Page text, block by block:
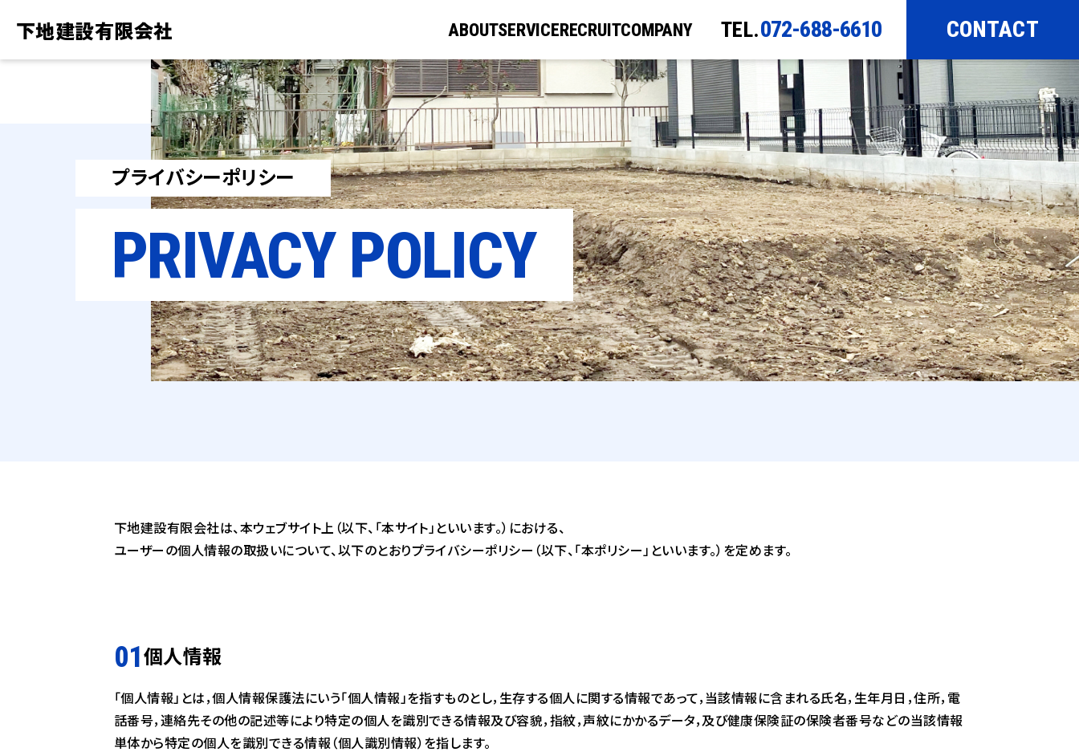
下地建設有限会社 ABOUTSERVICERECRUITCOMPANY TEL.072-688-6610 CONTACT
プライバシーポリシー
PRIVACY POLICY
下地建設有限会社は、本ウェブサイト上（以下、「本サイト」といいます。）における、
ユーザーの個人情報の取扱いについて、以下のとおりプライバシーポリシー（以下、「本ポリシー」といいます。）を定めます。
個人情報
「個人情報」とは，個人情報保護法にいう「個人情報」を指すものとし，生存する個人に関する情報であって，当該情報に含まれる氏名，生年月日，住所，電
話番号，連絡先その他の記述等により特定の個人を識別できる情報及び容貌，指紋，声紋にかかるデータ，及び健康保険証の保険者番号などの当該情報
単体から特定の個人を識別できる情報（個人識別情報）を指します。